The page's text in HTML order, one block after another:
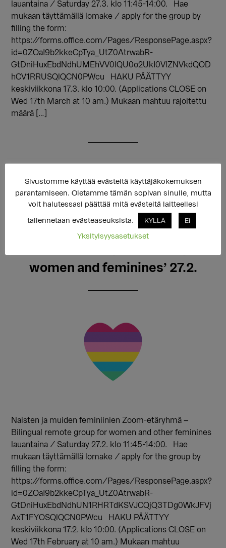
lauantaina / Saturday 27.3. klo 11:45-14:00. Hae
mukaan täyttämällä lomake / apply for the group by
filling the form:
https://forms.office.com/Pages/ResponsePage.aspx?
id=0ZOaI9b2kkeCpTya_UtZ0AtrwabR-
GtDniHuxEbdNdhUMEhVV0lQU0o2UkI0VlZNVkdQOD
hCV1RRUSQlQCN0PWcu HAKU PÄÄTTYY
keskiviikkona 17.3. klo 10:00. (Applications CLOSE on
Wed 17th March at 10 am.) Mukaan mahtuu rajoitettu
määrä […]
10.02.2021
HAE/APPLY: Naisten ja
women and feminines’ 27.2.
Naisten ja muiden feminiinien Zoom-etäryhmä –
Bilingual remote group for women and other feminines
lauantaina / Saturday 27.2. klo 11:45-14:00. Hae
mukaan täyttämällä lomake / apply for the group by
filling the form:
https://forms.office.com/Pages/ResponsePage.aspx?
id=0ZOaI9b2kkeCpTya_UtZ0AtrwabR-
GtDniHuxEbdNdhUN1RHRTdKSVJCQjQ3TDg0WkJFVj
AxT1FYOSQlQCN0PWcu HAKU PÄÄTTYY
keskiviikkona 17.2. klo 10:00. (Applications CLOSE on
Wed 17th February at 10 am.) Mukaan mahtuu
Sivustomme käyttää evästeitä käyttäjäkokemuksen
parantamiseen. Oletamme tämän sopivan sinulle, mutta
voit halutessasi päättää mitä evästeitä laitteellesi
tallennetaan evästeaseuksista. KYLLÄ Ei
Yksityisyysasetukset